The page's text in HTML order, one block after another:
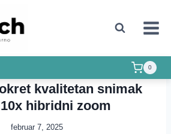
0
UNCATEGORIZED
roto kamera za
montazu sa tri sociva
kvalitetan snimak
hibridni zoom
februar 7, 2025